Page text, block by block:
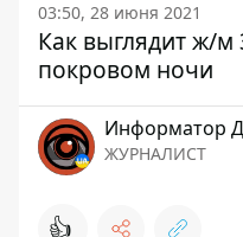
03:50, 28 июня 2021
Как выглядит ж/
покровом ночи
Информатор
ЖУРНАЛИСТ
👍